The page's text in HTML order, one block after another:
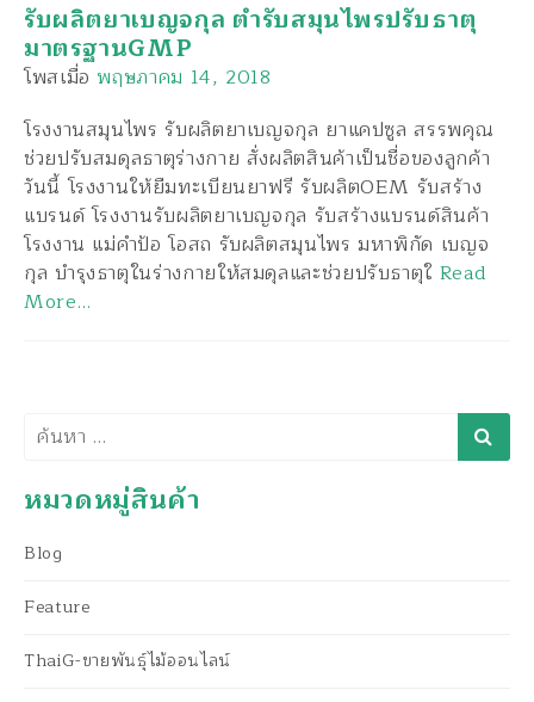
รับผลิตยาเบญจกุล ตำรับสมุนไพรปรับธาตุ
มาตรฐานGMP
โพสเมื่อ พฤษภาคม 14, 2018
โรงงานสมุนไพร รับผลิตยาเบญจกุล ยาแคปซูล สรรพคุณ
ช่วยปรับสมดุลธาตุร่างกาย สั่งผลิตสินค้าเป็นชื่อของลูกค้า
วันนี้ โรงงานให้ยืมทะเบียนยาฟรี รับผลิตOEM รับสร้าง
แบรนด์ โรงงานรับผลิตยาเบญจกุล รับสร้างแบรนด์สินค้า
โรงงาน แม่คำป้อ โอสถ รับผลิตสมุนไพร มหาพิกัด เบญจ
กุล บำรุงธาตุในร่างกายให้สมดุลและช่วยปรับธาตุใ Read
More…
ค้นหา
หมวดหมู่สินค้า
Blog
Feature
ThaiG-ขายพันธุ์ไม้ออนไลน์